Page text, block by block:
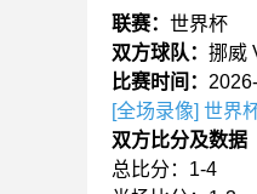
联赛： 世界杯
双方球队： 挪威
比赛时间：
[全场录像] 世界
双方比分及数据
总比分：1-4